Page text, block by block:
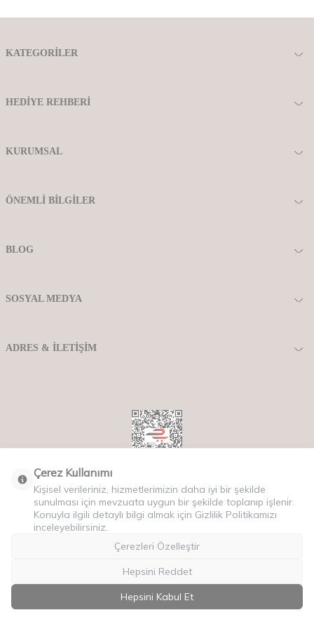
KATEGORILER
HEDIYE REHBERI
KURUMSAL
ÖNEMLI BILGILER
BLOG
SOSYAL MEDYA
ADRES & İLETIŞIM
Copyriht © 2025 Tüm Hakları Saklıdır.
Çerez Kullanımı
Kişisel verileriniz, hizmetlerimizin daha iyi bir şekilde
sunulması için mevzuata uygun bir şekilde toplanıp işlenir.
Konuyla ilgili detaylı bilgi almak için Gizlilik Politikamızı
inceleyebilirsiniz.
Çerezleri Özelleştir
Hepsini Reddet
Hepsini Kabul Et